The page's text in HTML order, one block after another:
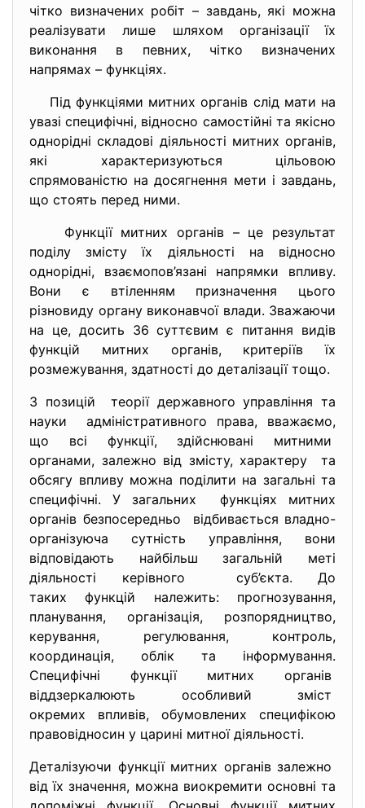
чітко визначених робіт – завдань, які можна
реалізувати лише шляхом організації їх
виконання в певних, чітко визначених
напрямах – функціях.
Під функціями митних органів слід мати на
увазі специфічні, відносно самостійні та якісно
однорідні складові діяльності митних органів,
які характеризуються цільовою
спрямованістю на досягнення мети і завдань,
що стоять перед ними.
Функції митних органів – це результат
поділу змісту їх діяльності на відносно
однорідні, взаємопов’язані напрямки впливу.
Вони є втіленням призначення цього
різновиду органу виконавчої влади. Зважаючи
на це, досить 36 суттєвим є питання видів
функцій митних органів, критеріїв їх
розмежування, здатності до деталізації тощо.
З позицій теорії державного управління та
науки адміністративного права, вважаємо,
що всі функції, здійснювані митними
органами, залежно від змісту, характеру та
обсягу впливу можна поділити на загальні та
специфічні. У загальних функціях митних
органів безпосередньо відбивається владно-
організуюча сутність управління, вони
відповідають найбільш загальній меті
діяльності керівного суб’єкта. До
таких функцій належить: прогнозування,
планування, організація, розпорядництво,
керування, регулювання, контроль,
координація, облік та інформування.
Специфічні функції митних органів
віддзеркалюють особливий зміст
окремих впливів, обумовлених специфікою
правовідносин у царині митної діяльності.
Деталізуючи функції митних органів залежно
від їх значення, можна виокремити основні та